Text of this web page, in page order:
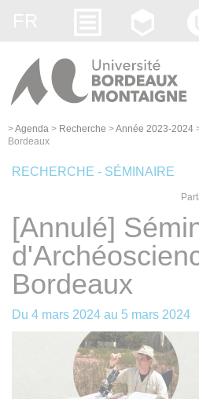
>Agenda > Recherche >Année 2023-2024
Bordeaux
RECHERCHE - SÉMINAIRE
[Annulé]
Bordeaux
Du 4 mars 2024 au 5 mars 2024